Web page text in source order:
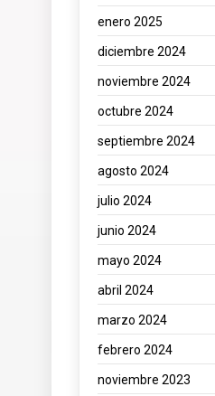
enero 2025
diciembre 2024
noviembre 2024
octubre 2024
septiembre 2024
agosto 2024
julio 2024
junio 2024
mayo 2024
abril 2024
marzo 2024
febrero 2024
noviembre 2023